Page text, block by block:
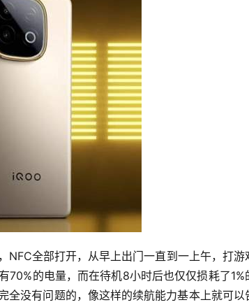
全部打开，从早上出门一直到一上午，打游
70%的电量，而在待机8小时后也仅仅损耗了1%
没有问题的，像这样的续航能力基本上就可以